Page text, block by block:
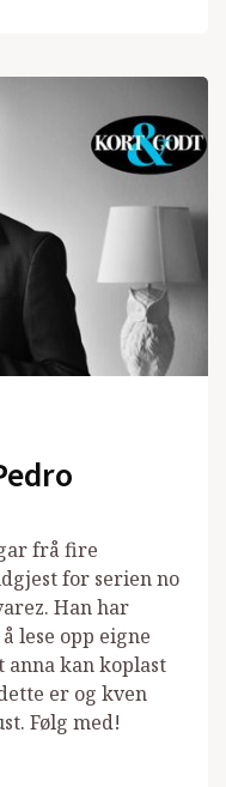
frå fire
for serien no
Han har
lese opp eigne
anna kan koplast
er og kven
Følg med!